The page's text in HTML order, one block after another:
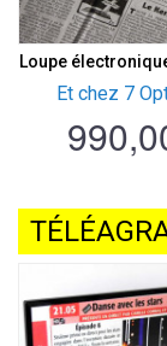
Loupe
Et chez 7